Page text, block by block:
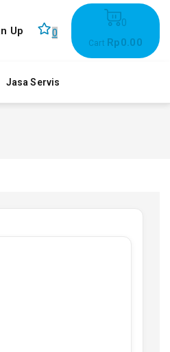
Up 0
0
Cart Rp0.00
Jasa Servis